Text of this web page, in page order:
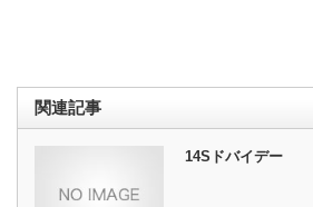
関連記事
14Sドバイデー